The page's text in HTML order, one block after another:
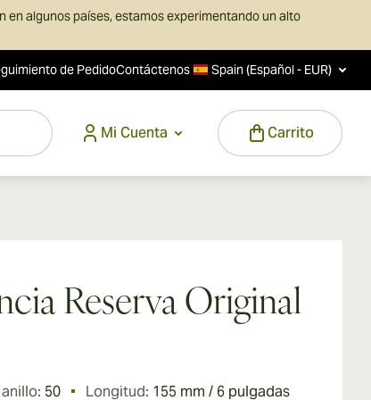
algunos países, estamos experimentando un alto
de PedidoContáctenos Spain (Español - EUR)
Mi Cuenta
Carrito
Reserva Original
50 Longitud: 155 mm / 6 pulgadas